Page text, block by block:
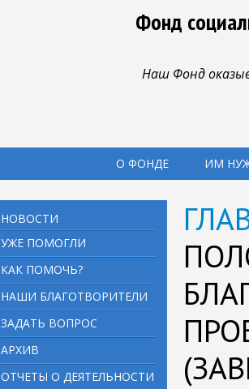
Фонд
Наш Фонд
О ФОНДЕ ИМ
НОВОСТИ
УЖЕ ПОМОГЛИ
КАК ПОМОЧЬ?
НАШИ БЛАГОТВОРИТЕЛИ
ЗАДАТЬ ВОПРОС
АРХИВ
ОТЧЕТЫ О ДЕЯТЕЛЬНОСТИ